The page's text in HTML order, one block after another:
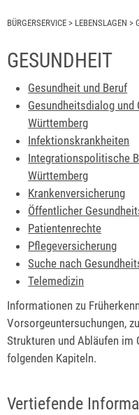
BÜRGERSERVICE > LEBENSLAGEN >
GESUNDHEIT
Gesundheit und Beruf
Gesundheitsdialog und
Württemberg
Infektionskrankheiten
Integrationspolitische
Württemberg
Krankenversicherung
Öffentlicher
Patientenrechte
Pflegeversicherung
Suche nach
Telemedizin
Informationen zu
Vorsorgeuntersuchungen,
Strukturen und Abläufen im
folgenden Kapiteln.
Vertiefende